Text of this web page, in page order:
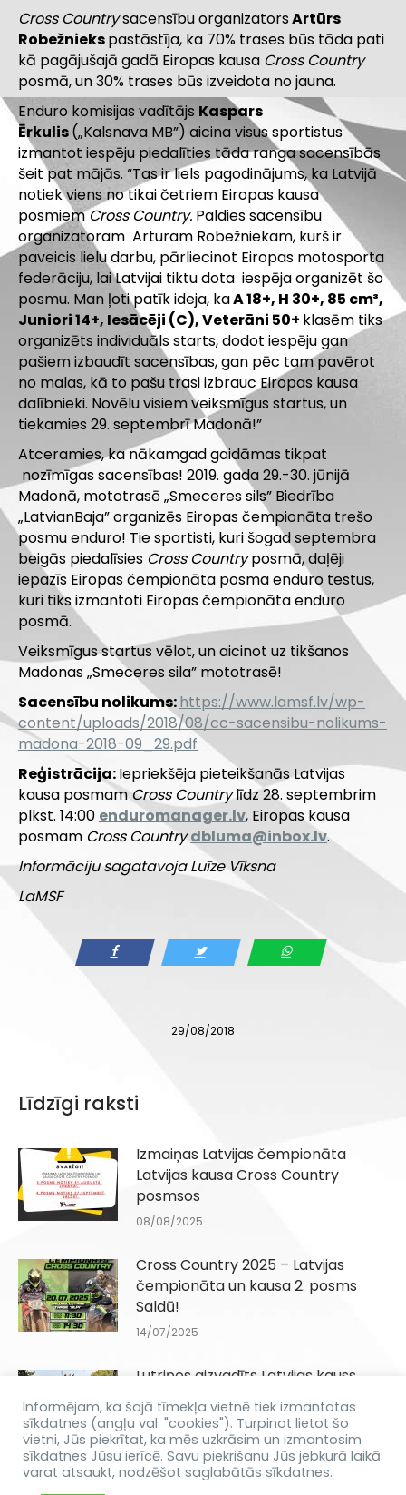
Cross Countrysacensību organizatorsArtūrs
Robežniekspastāstīja, ka 70% trases būs tāda pati
kā pagājušajā gadā Eiropas kausa Cross Country
posmā, un 30% trases būs izveidota no jauna.
Enduro komisijas vadītājs Kaspars
Ērkulis(„Kalsnava MB”) aicina visus sportistus
izmantot iespēju piedalīties tāda ranga sacensībās
šeit pat mājās. “Tas ir liels pagodinājums, ka Latvijā
notiek viens no tikai četriem Eiropas kausa
posmiemCross Country. Paldies sacensību
organizatoram Arturam Robežniekam, kurš ir
paveicis lielu darbu, pārliecinot Eiropas motosporta
federāciju, lai Latvijai tiktu dota iespēja organizēt šo
posmu. Man ļoti patīk ideja, kaA 18+, H 30+, 85 cm³,
Juniori 14+, Iesācēji (C), Veterāni 50+ klasēm tiks
organizēts individuāls starts, dodot iespēju gan
pašiem izbaudīt sacensības, gan pēc tam pavērot
no malas, kā to pašu trasi izbrauc Eiropas kausa
dalībnieki. Novēlu visiem veiksmīgus startus, un
tiekamies 29. septembrī Madonā!”
Atceramies, ka nākamgad gaidāmas tikpat
nozīmīgas sacensības! 2019. gada 29.-30. jūnijā
Madonā, mototrasē „Smeceres sils” Biedrība
„LatvianBaja” organizēs Eiropas čempionāta trešo
posmu enduro! Tie sportisti, kuri šogad septembra
beigās piedalīsies Cross Countryposmā, daļēji
iepazīs Eiropas čempionāta posma enduro testus,
kuri tiks izmantoti Eiropas čempionāta enduro
posmā.
Veiksmīgus startus vēlot, un aicinot uz tikšanos
Madonas „Smeceres sila” mototrasē!
Sacensību nolikums:https://www.lamsf.lv/wp-
content/uploads/2018/08/cc-sacensibu-nolikums-
madona-2018-09_29.pdf
Reģistrācija:Iepriekšēja pieteikšanās Latvijas
kausa posmamCross Countrylīdz 28. septembrim
plkst. 14:00 enduromanager.lv, Eiropas kausa
posmam Cross Country dbluma@inbox.lv.
Informāciju sagatavoja Luīze Vīksna
LaMSF
29/08/2018
Līdzīgi raksti
Izmaiņas Latvijas čempionāta
Latvijas kausa Cross Country
posmsos
08/08/2025
Cross Country 2025 – Latvijas
čempionāta un kausa 2. posms
Saldū!
14/07/2025
Lutriņos aizvadīts Latvijas kauss
Cross Country ceturto gadu pēc
kārtas
09/09/2024
Informējam, ka šajā tīmekļa vietnē tiek izmantotas
sīkdatnes (angļu val. "cookies"). Turpinot lietot šo
vietni, Jūs piekrītat, ka mēs uzkrāsim un izmantosim
sīkdatnes Jūsu ierīcē. Savu piekrišanu Jūs jebkurā laikā
varat atsaukt, nodzēšot saglabātās sīkdatnes.